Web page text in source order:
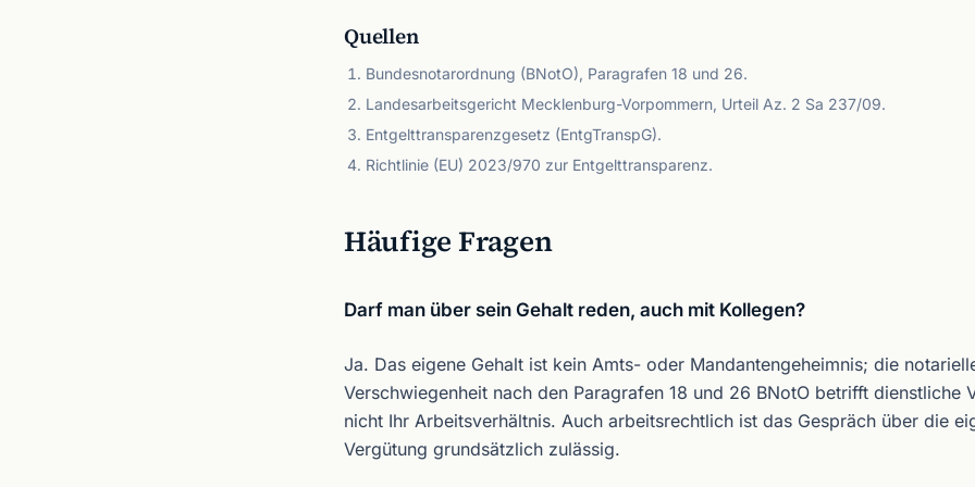
Quellen
Bundesnotarordnung (BNotO), Paragrafen 18 und 26.
Landesarbeitsgericht Mecklenburg-Vorpommern, Urteil Az. 2 Sa 237/09.
Entgelttransparenzgesetz (EntgTranspG).
Richtlinie (EU) 2023/970 zur Entgelttransparenz.
Häufige Fragen
Darf man über sein Gehalt reden, auch mit Kollegen?
Ja. Das eigene Gehalt ist kein Amts- oder Mandantengeheimnis; die
Verschwiegenheit nach den Paragrafen 18 und 26 BNotO betrifft dienstliche
nicht Ihr Arbeitsverhältnis. Auch arbeitsrechtlich ist das Gespräch über die
Vergütung grundsätzlich zulässig.